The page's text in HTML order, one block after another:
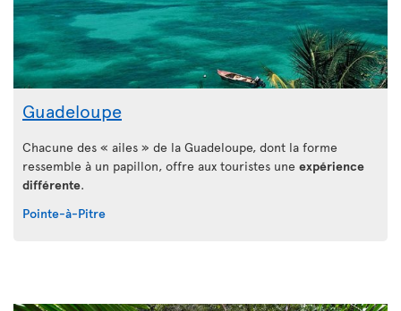
Guadeloupe
Chacune des « ailes » de la Guadeloupe, dont la forme
ressemble à un papillon, offre aux touristes une expérience
différente.
Pointe-à-Pitre